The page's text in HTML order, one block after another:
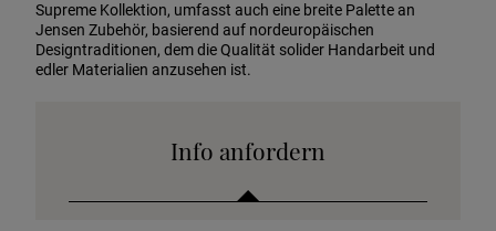
Supreme Kollektion, umfasst auch eine breite Palette an
Jensen Zubehör, basierend auf nordeuropäischen
Designtraditionen, dem die Qualität solider Handarbeit und
edler Materialien anzusehen ist.
Info anfordern